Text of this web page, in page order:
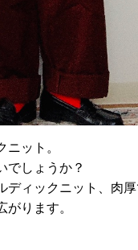
ット。
でしょうか？
ィックニット、肉厚
ります。